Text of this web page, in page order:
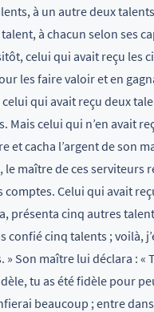
à un autre deux
à chacun selon ses
celui qui avait reçu les
les faire valoir et en
qui avait reçu deux
Mais celui qui n’en avait
et cacha l’argent de son
le maître de ces serviteurs
comptes. Celui qui avait
présenta cinq autres
confié cinq talents ; voilà,
» Son maître lui déclara : «
tu as été fidèle pour
beaucoup ; entre